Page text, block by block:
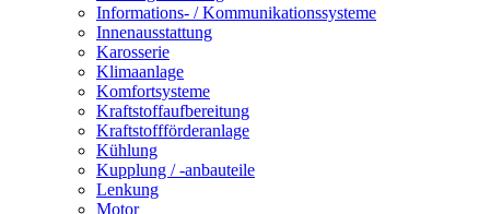
Informations- / Kommunikationssysteme
Innenausstattung
Karosserie
Klimaanlage
Komfortsysteme
Kraftstoffaufbereitung
Kraftstoffförderanlage
Kühlung
Kupplung / -anbauteile
Lenkung
Motor